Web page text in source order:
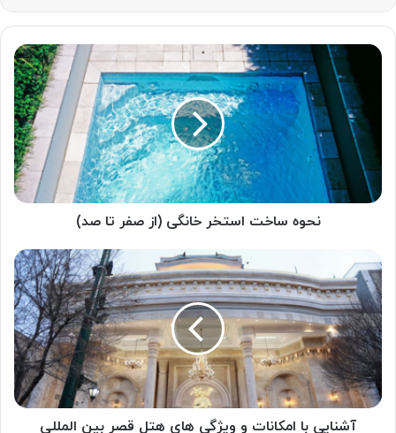
نحوه
استخر
خانگی
صد)
نحوه ساخت استخر خانگی (از صفر تا صد)
با
امکانات
و
ویژگی
های
هتل
قصر
بین
المللیآشنایی با امکانات و ویژگی های هتل قصر بین المللی